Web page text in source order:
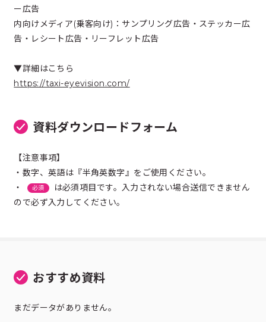
ー広告
内向けメディア(乗客向け)：サンプリング広告・ステッカー広
告・レシート広告・リーフレット広告
▼詳細はこちら
https://taxi-eyevision.com/
資料ダウンロードフォーム
【注意事項】
・数字、英語は『半角英数字』をご使用ください。
・
必須
は必須項目です。入力されない場合送信できません
ので必ず入力してください。
おすすめ資料
まだデータがありません。